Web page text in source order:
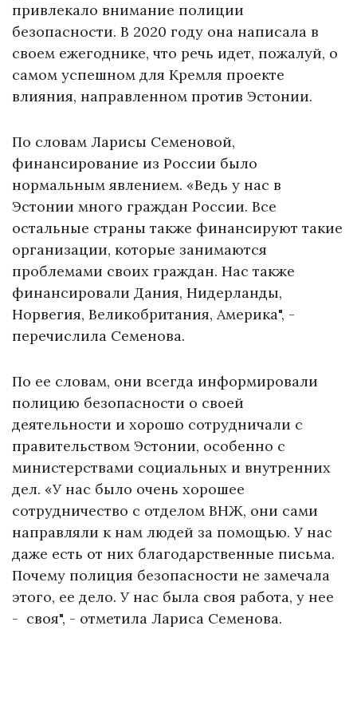
привлекало внимание полиции
безопасности. В 2020 году она написала в
своем ежегоднике, что речь идет, пожалуй, о
самом успешном для Кремля проекте
влияния, направленном против Эстонии.
По словам Ларисы Семеновой,
финансирование из России было
нормальным явлением. «Ведь у нас в
Эстонии много граждан России. Все
остальные страны также финансируют такие
организации, которые занимаются
проблемами своих граждан. Нас также
финансировали Дания, Нидерланды,
Норвегия, Великобритания, Америка", -
перечислила Семенова.
По ее словам, они всегда информировали
полицию безопасности о своей
деятельности и хорошо сотрудничали с
правительством Эстонии, особенно с
министерствами социальных и внутренних
дел. «У нас было очень хорошее
сотрудничество с отделом ВНЖ, они сами
направляли к нам людей за помощью. У нас
даже есть от них благодарственные письма.
Почему полиция безопасности не замечала
этого, ее дело. У нас была своя работа, у нее
- своя", - отметила Лариса Семенова.